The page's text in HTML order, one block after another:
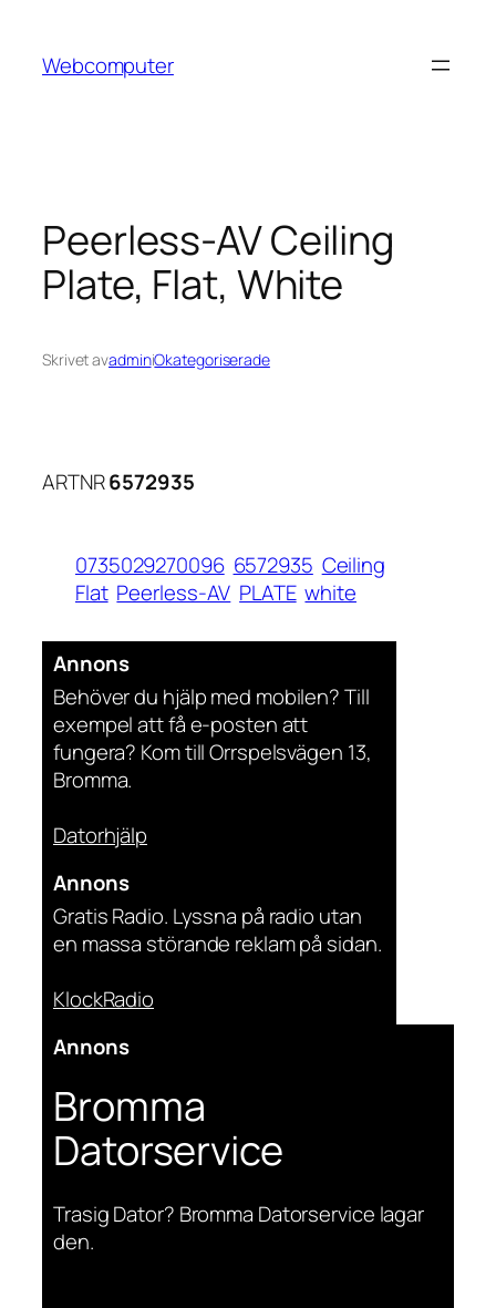
innehåll
Webcomputer
Peerless-AV Ceiling
Plate, Flat, White
Skrivet avadminiOkategoriserade
ARTNR6572935
0735029270096 6572935 Ceiling
Flat Peerless-AV PLATE white
Annons
Behöver du hjälp med mobilen? Till
exempel att få e-posten att
fungera? Kom till Orrspelsvägen 13,
Bromma.
Datorhjälp
Annons
Gratis Radio. Lyssna på radio utan
en massa störande reklam på sidan.
KlockRadio
Annons
Bromma
Datorservice
Trasig Dator? Bromma Datorservice lagar
den.